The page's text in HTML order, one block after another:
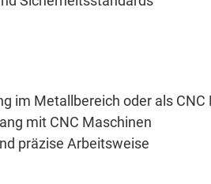
im Metallbereich oder als CNC
mit CNC Maschinen
präzise Arbeitsweise